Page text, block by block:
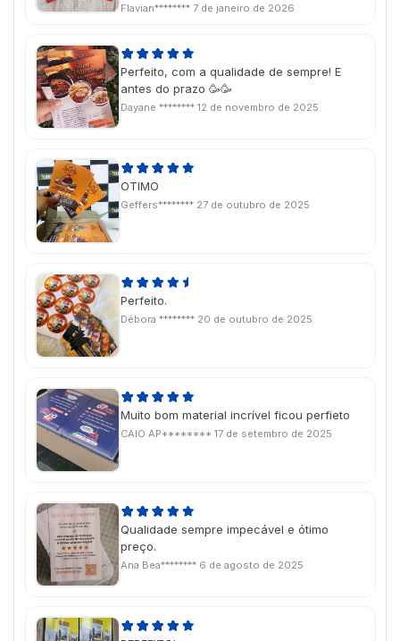
Flavian******** 7 de janeiro de 2026
Perfeito, com a qualidade de sempre! E
antes do prazo 🥳🥳
Dayane ******** 12 de novembro de 2025
OTIMO
Geffers******** 27 de outubro de 2025
Perfeito.
Débora ******** 20 de outubro de 2025
Muito bom material incrível ficou perfieto
CAIO AP******** 17 de setembro de 2025
Qualidade sempre impecável e ótimo
preço.
Ana Bea******** 6 de agosto de 2025